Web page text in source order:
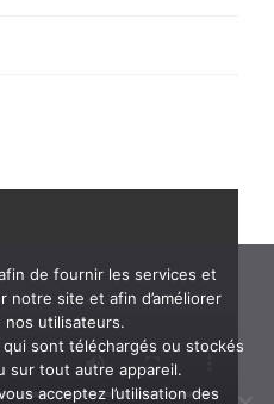
de fournir les services et
site et afin d’améliorer
nos utilisateurs.
sont téléchargés ou stockés
sur tout autre appareil.
acceptez l’utilisation des